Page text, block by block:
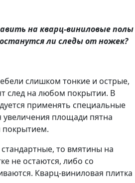
на кварц-виниловые полы
ли следы от ножек?
слишком тонкие и острые,
след на любом покрытии. В
применять специальные
увеличения площади пятна
покрытием.
то вмятины на
не остаются, либо со
Кварц-виниловая плитка